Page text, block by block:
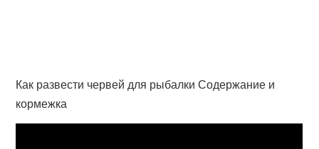
Как развести червей для рыбалки Содержание и
кормежка